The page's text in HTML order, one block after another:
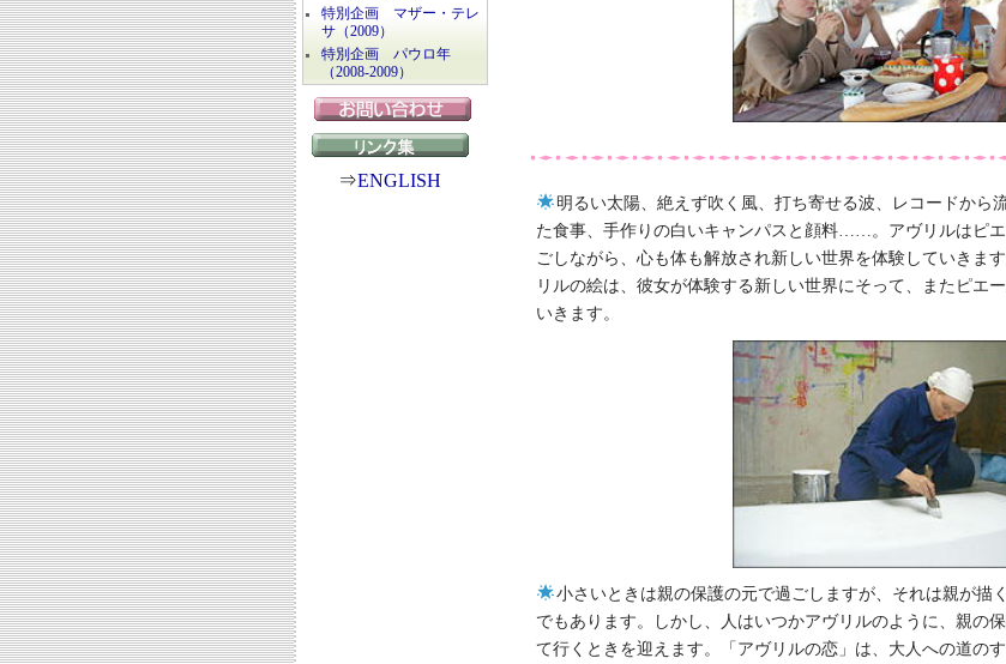
特別企画 マザー・テレ
サ（2009）
特別企画 パウロ年
（2008-2009）
⇒ENGLISH
明るい太陽、絶えず吹く風、打ち寄せる波、レコードから
た食事、手作りの白いキャンパスと顔料……。アヴリルはピ
ごしながら、心も体も解放され新しい世界を体験していきま
リルの絵は、彼女が体験する新しい世界にそって、またピエ
いきます。
小さいときは親の保護の元で過ごしますが、それは親が描
でもあります。しかし、人はいつかアヴリルのように、親の
て行くときを迎えます。「アヴリルの恋」は、大人への道の